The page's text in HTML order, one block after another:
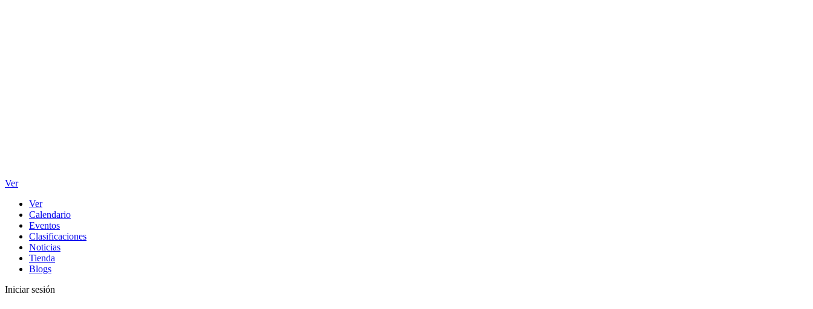
Ver
Ver
Calendario
Eventos
Clasificaciones
Noticias
Tienda
Blogs
Iniciar sesión